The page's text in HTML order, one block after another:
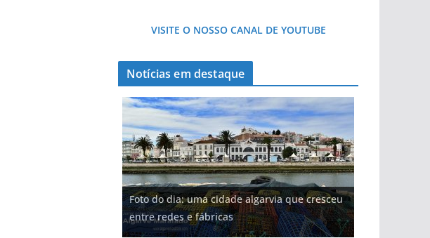
VISITE O NOSSO CANAL DE YOUTUBE
Notícias em destaque
Foto do dia: uma cidade algarvia que cresceu
entre redes e fábricas
Tapas do mar a 3 euros cada. Nova rota
gastronómica nasce no Algarve
Projeto milionário: investimento de 108
milhões de euros na construção de dois
hotéis (com vídeo)
Milagre da água. Fontes emblemáticas do
Algarve voltam a ter vida (com vídeo)
Tempestades roubam areia de praias e põem
arribas em risco no Algarve (com vídeo)